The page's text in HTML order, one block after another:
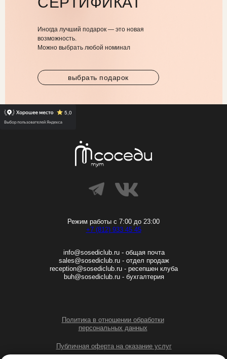
Иногда лучший подарок — это новая
возможность.
Можно выбрать любой номинал
выбрать подарок
Режим работы с 7:00 до 23:00
+7 (812) 933 45 45
info@sosediclub.ru - общая почта
sales@sosediclub.ru - отдел продаж
reception@sosediclub.ru - ресепшен клуба
buh@sosediclub.ru - бухгалтерия
Политика в отношении обработки
персональных данных
Публичная оферта на оказание услуг